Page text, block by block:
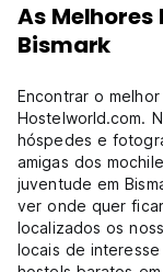
As
Bismark
Encontrar o
Hostelworld.com.
hóspedes e
amigas dos
juventude em
ver onde quer
localizados os
locais de